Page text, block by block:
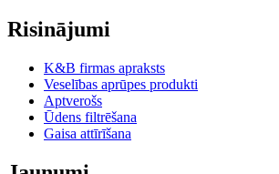
Risinājumi
K&B firmas apraksts
Veselības aprūpes produkti
Aptverošs
Ūdens filtrēšana
Gaisa attīrīšana